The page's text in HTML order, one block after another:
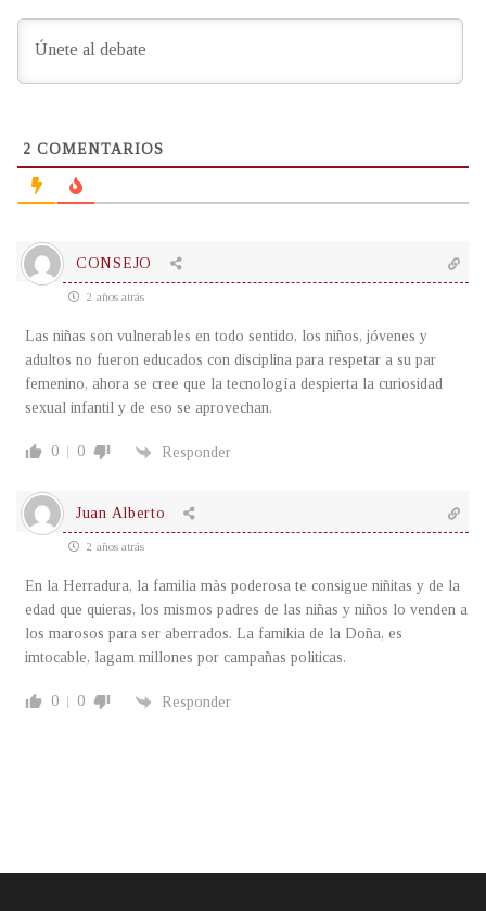
2 COMENTARIOS
CONSEJO
2 años atrás
Las niñas son vulnerables en todo sentido, los niños, jóvenes y
adultos no fueron educados con disciplina para respetar a su par
femenino, ahora se cree que la tecnología despierta la curiosidad
sexual infantil y de eso se aprovechan.
0 0 Responder
Juan Alberto
2 años atrás
En la Herradura, la familia màs poderosa te consigue niñitas y de la
edad que quieras, los mismos padres de las niñas y niños lo venden a
los marosos para ser aberrados. La famikia de la Doña, es
imtocable, lagam millones por campañas politicas.
0 0 Responder